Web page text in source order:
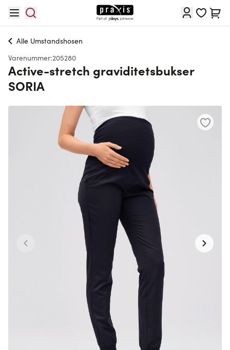
Cart
Alle Umstandshosen
Varenummer:205280
Active-stretch graviditetsbukser
SORIA